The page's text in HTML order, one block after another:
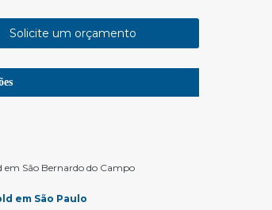
Solicite um orçamento
em São Bernardo do Campo
em São Paulo